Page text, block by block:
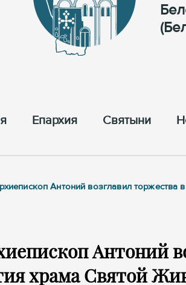
Епархия Cвятыни
Антоний возглавил
Антоний
храма Святой